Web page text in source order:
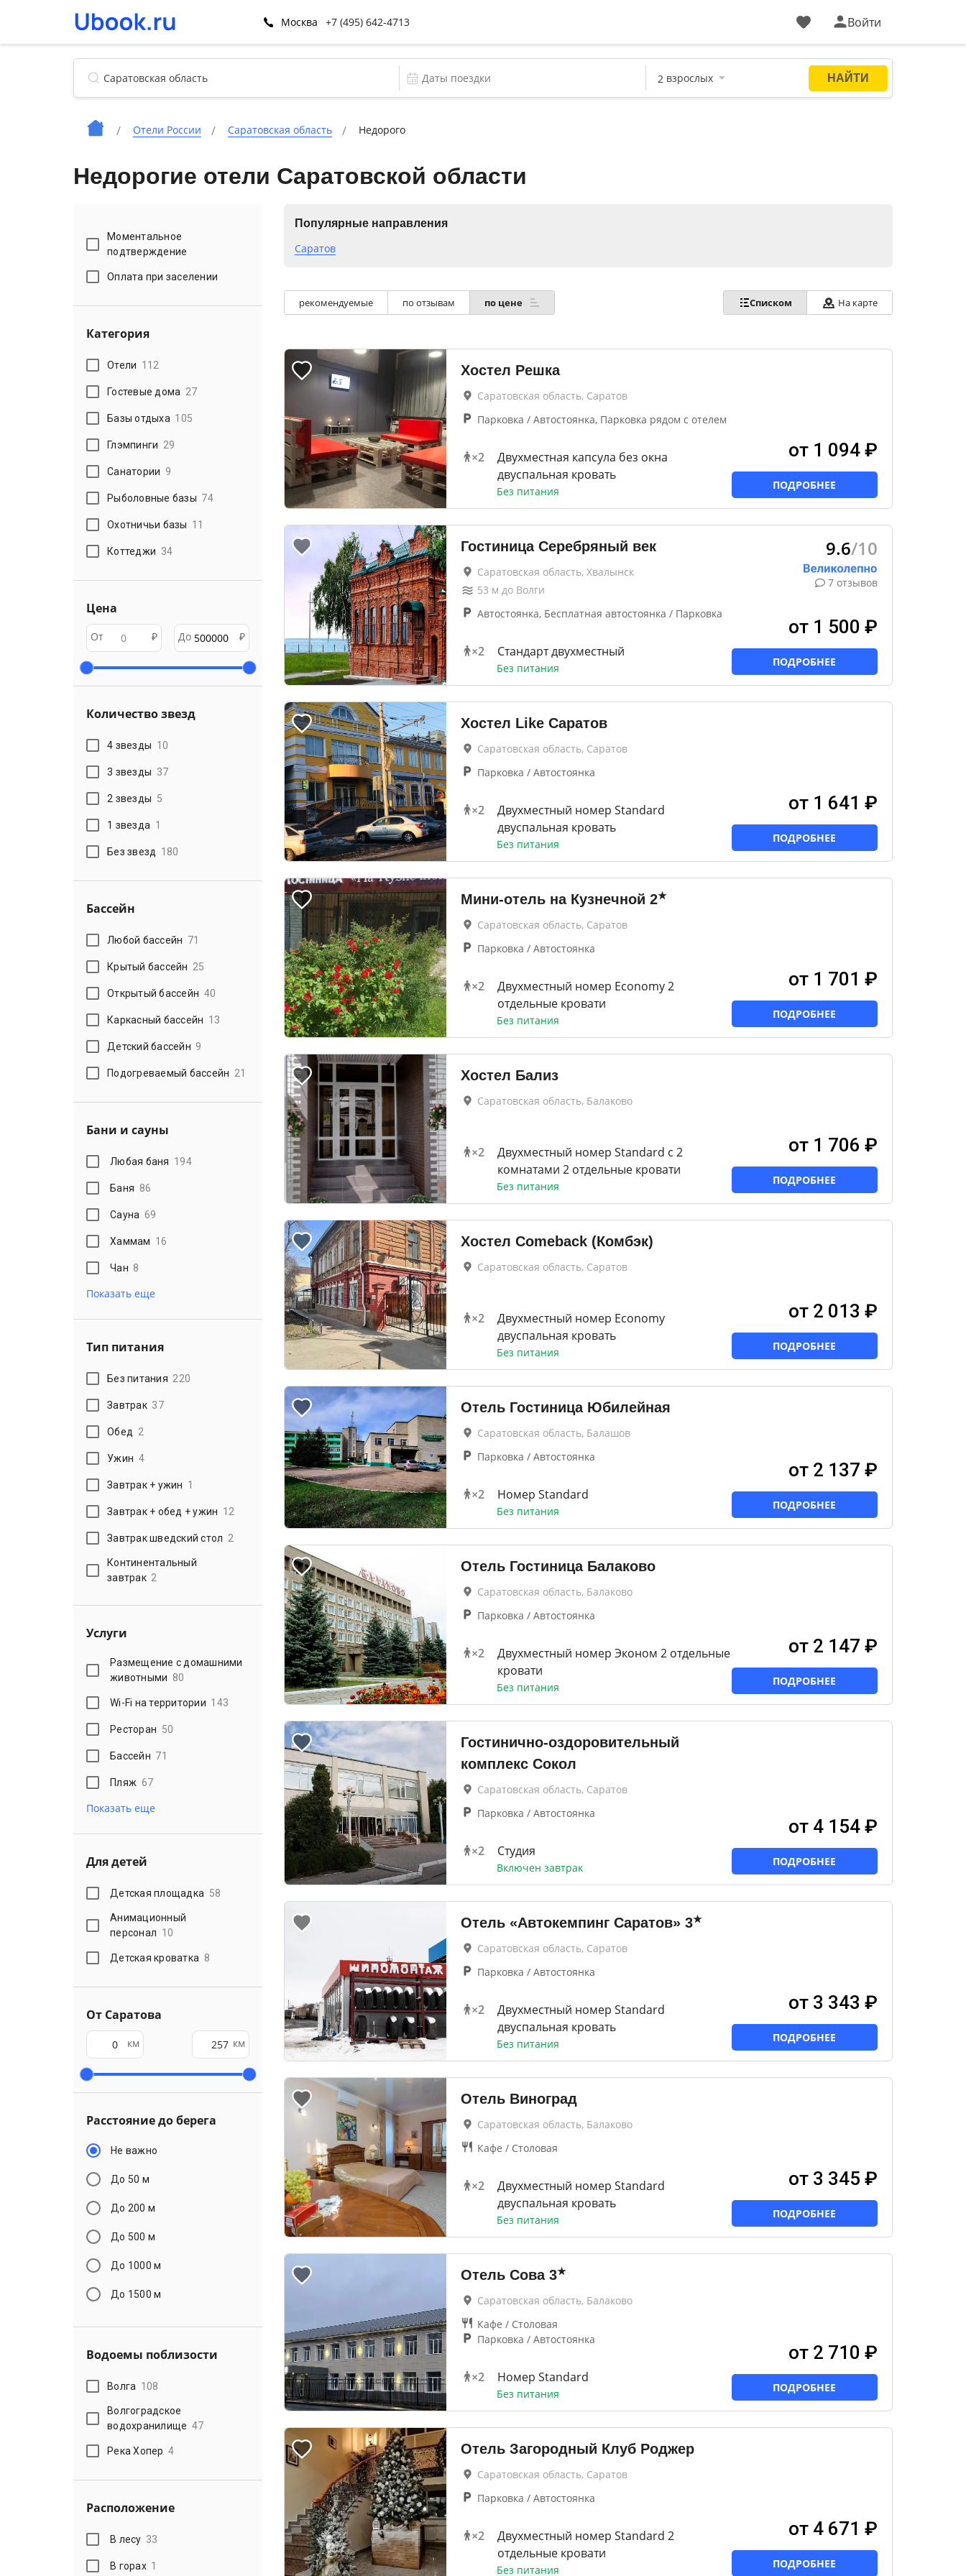
Москва +7 (495) 642-4713 Войти
Отели России Саратовская область Недорого
Недорогие отели Саратовской области
Моментальное
подтверждение
Оплата при заселении
Категория
Отели 112
Гостевые дома 27
Базы отдыха 105
Глэмпинги 29
Санатории 9
Рыболовные базы 74
Охотничьи базы 11
Коттеджи 34
Цена
От ₽ До ₽
Количество звезд
4 звезды 10
3 звезды 37
2 звезды 5
1 звезда 1
Без звезд 180
Бассейн
Любой бассейн 71
Крытый бассейн 25
Открытый бассейн 40
Каркасный бассейн 13
Детский бассейн 9
Подогреваемый бассейн 21
Бани и сауны
Любая баня 194
Баня 86
Сауна 69
Хаммам 16
Чан 8
Показать еще
Тип питания
Без питания 220
Завтрак 37
Обед 2
Ужин 4
Завтрак + ужин 1
Завтрак + обед + ужин 12
Завтрак шведский стол 2
Континентальный
завтрак 2
Услуги
Размещение с домашними
животными 80
Wi-Fi на территории 143
Ресторан 50
Бассейн 71
Пляж 67
Показать еще
Для детей
Детская площадка 58
Анимационный
персонал 10
Детская кроватка 8
От Саратова
км км
Расстояние до берега
Не важно
До 50 м
До 200 м
До 500 м
До 1000 м
До 1500 м
Водоемы поблизости
Волга 108
Волгоградское
водохранилище 47
Река Хопер 4
Расположение
В лесу 33
В горах 1
Популярные направления
Саратов
рекомендуемые по отзывам по цене Списком На карте
Хостел Решка
Саратовская область, Саратов
Парковка / Автостоянка, Парковка рядом с отелем
×2
Двухместная капсула без окна
двуспальная кровать
Без питания
от 1 094 ₽
ПОДРОБНЕЕ
Гостиница Серебряный век
Саратовская область, Хвалынск
53 м до Волги
Автостоянка, Бесплатная автостоянка / Парковка
×2 Стандарт двухместный
Без питания
9.6/10
7 отзывов
от 1 500 ₽
ПОДРОБНЕЕ
Хостел Like Саратов
Саратовская область, Саратов
Парковка / Автостоянка
×2
Двухместный номер Standard
двуспальная кровать
Без питания
от 1 641 ₽
ПОДРОБНЕЕ
Мини-отель на Кузнечной 2★
Саратовская область, Саратов
Парковка / Автостоянка
×2
Двухместный номер Economy 2
отдельные кровати
Без питания
от 1 701 ₽
ПОДРОБНЕЕ
Хостел Бализ
Саратовская область, Балаково
×2
Двухместный номер Standard с 2
комнатами 2 отдельные кровати
Без питания
от 1 706 ₽
ПОДРОБНЕЕ
Хостел Comeback (Комбэк)
Саратовская область, Саратов
×2
Двухместный номер Economy
двуспальная кровать
Без питания
от 2 013 ₽
ПОДРОБНЕЕ
Отель Гостиница Юбилейная
Саратовская область, Балашов
Парковка / Автостоянка
×2 Номер Standard
Без питания
от 2 137 ₽
ПОДРОБНЕЕ
Отель Гостиница Балаково
Саратовская область, Балаково
Парковка / Автостоянка
×2
Двухместный номер Эконом 2 отдельные
кровати
Без питания
от 2 147 ₽
ПОДРОБНЕЕ
Гостинично-оздоровительный
комплекс Сокол
Саратовская область, Саратов
Парковка / Автостоянка
×2 Студия
Включен завтрак
от 4 154 ₽
ПОДРОБНЕЕ
Отель «Автокемпинг Саратов» 3★
Саратовская область, Саратов
Парковка / Автостоянка
×2
Двухместный номер Standard
двуспальная кровать
Без питания
от 3 343 ₽
ПОДРОБНЕЕ
Отель Виноград
Саратовская область, Балаково
Кафе / Столовая
×2
Двухместный номер Standard
двуспальная кровать
Без питания
от 3 345 ₽
ПОДРОБНЕЕ
Отель Сова 3★
Саратовская область, Балаково
Кафе / Столовая
Парковка / Автостоянка
×2 Номер Standard
Без питания
от 2 710 ₽
ПОДРОБНЕЕ
Отель Загородный Клуб Роджер
Саратовская область, Саратов
Парковка / Автостоянка
×2
Двухместный номер Standard 2
отдельные кровати
Без питания
от 4 671 ₽
ПОДРОБНЕЕ